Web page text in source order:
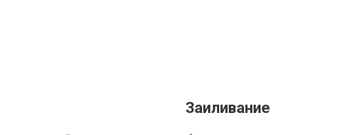
Заиливание